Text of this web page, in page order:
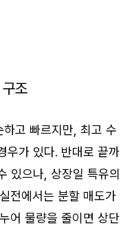
조
고 빠르지만, 최고 수
우가 있다. 반대로 끝까
있으나, 상장일 특유의
전에서는 분할 매도가
어 물량을 줄이면 상단